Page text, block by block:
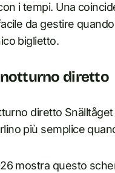
i tempi. Una
da gestire
biglietto.
diretto
diretto
più semplice
mostra questo